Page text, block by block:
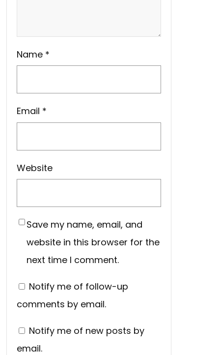
Name *
Email *
Website
Save my name, email, and
website in this browser for the
next time I comment.
Notify me of follow-up
comments by email.
Notify me of new posts by
email.